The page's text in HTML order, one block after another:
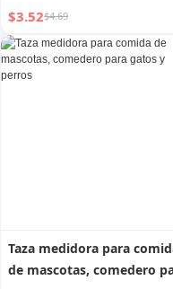
con Patas Altas para Gatos
$3.52$4.69
Taza medidora para
de mascotas, comedero